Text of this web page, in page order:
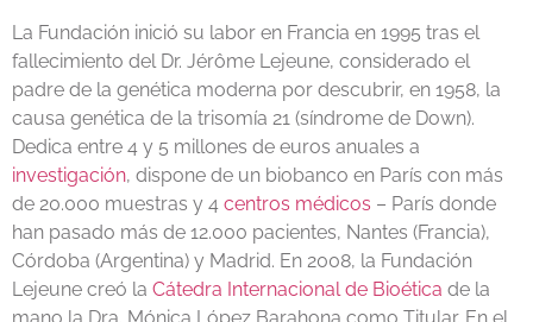
La Fundación inició su labor en Francia en 1995 tras el
fallecimiento del Dr. Jérôme Lejeune, considerado el
padre de la genética moderna por descubrir, en 1958, la
causa genética de la trisomía 21 (síndrome de Down).
Dedica entre 4 y 5 millones de euros anuales a
investigación, dispone de un biobanco en París con más
de 20.000 muestras y 4 centros médicos – París donde
han pasado más de 12.000 pacientes, Nantes (Francia),
Córdoba (Argentina) y Madrid. En 2008, la Fundación
Lejeune creó la Cátedra Internacional de Bioética de la